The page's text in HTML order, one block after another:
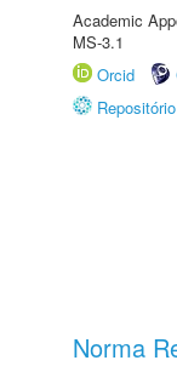
Academic
MS-3.1
Orcid
Norma